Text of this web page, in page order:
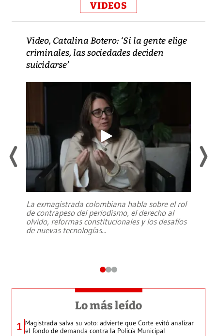
VIDEOS
Video, Catalina Botero: ‘Si la gente elige
criminales, las sociedades deciden
suicidarse’
La exmagistrada colombiana habla sobre el rol
de contrapeso del periodismo, el derecho al
olvido, reformas constitucionales y los desafíos
de nuevas tecnologías...
Lo más leído
1 Magistrada salva su voto: advierte que Corte evitó analizar
el fondo de demanda contra la Policía Municipal